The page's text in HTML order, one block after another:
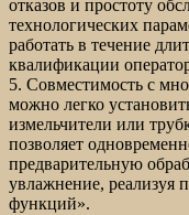
отказов и простоту
технологических
работать в течение
квалификации
5. Совместимость с
можно легко
измельчители или
позволяет
предварительную
увлажнение,
функций».